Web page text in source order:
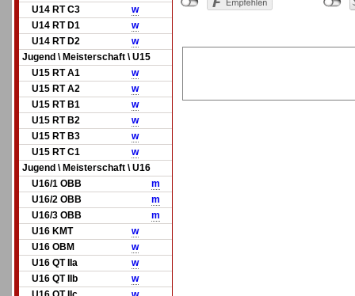
U14 RT C3
w
U14 RT D1
w
U14 RT D2
w
Jugend \ Meisterschaft \ U15
U15 RT A1
w
U15 RT A2
w
U15 RT B1
w
U15 RT B2
w
U15 RT B3
w
U15 RT C1
w
Jugend \ Meisterschaft \ U16
U16/1 OBB
m
U16/2 OBB
m
U16/3 OBB
m
U16 KMT
w
U16 OBM
w
U16 QT IIa
w
U16 QT IIb
w